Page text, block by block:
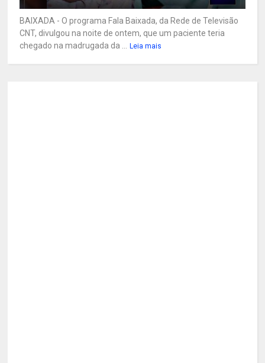
BAIXADA - O programa Fala Baixada, da Rede de Televisão
CNT, divulgou na noite de ontem, que um paciente teria
chegado na madrugada da ...
Leia mais